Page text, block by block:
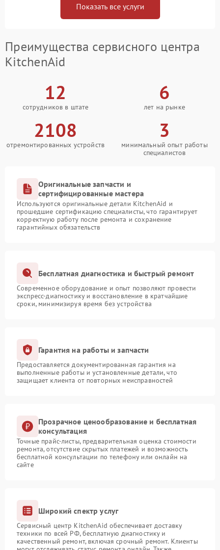
Показать все услуги
Преимущества сервисного центра
KitchenAid
12
сотрудников в штате
6
лет на рынке
2108
отремонтированных устройств
3
минимальный опыт работы
специалистов
Оригинальные запчасти и
сертифицированные мастера
Используются оригинальные детали KitchenAid и
прошедшие сертификацию специалисты, что гарантирует
корректную работу после ремонта и сохранение
гарантийных обязательств
Бесплатная диагностика и быстрый ремонт
Современное оборудование и опыт позволяют провести
экспресс-диагностику и восстановление в кратчайшие
сроки, минимизируя время без устройства
Гарантия на работы и запчасти
Предоставляется документированная гарантия на
выполненные работы и установленные детали, что
защищает клиента от повторных неисправностей
Прозрачное ценообразование и бесплатная
консультация
Точные прайс-листы, предварительная оценка стоимости
ремонта, отсутствие скрытых платежей и возможность
бесплатной консультации по телефону или онлайн на
сайте
Широкий спектр услуг
Сервисный центр KitchenAid обеспечивает доставку
техники по всей РФ, бесплатную диагностику и
качественный ремонт, включая срочный ремонт. Клиенты